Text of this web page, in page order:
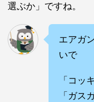
選ぶか」ですね。
エアガ
いで
「コッ
「ガス